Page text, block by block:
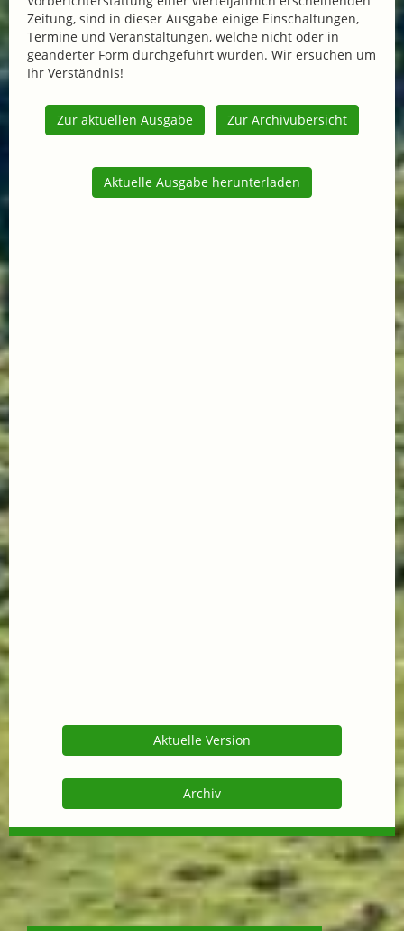
Zeitung, sind in dieser Ausgabe einige Einschaltungen,
Termine und Veranstaltungen, welche nicht oder in
geänderter Form durchgeführt wurden. Wir ersuchen um
Ihr Verständnis!
Zur aktuellen Ausgabe Zur Archivübersicht
Aktuelle Ausgabe herunterladen
Aktuelle Version
Archiv